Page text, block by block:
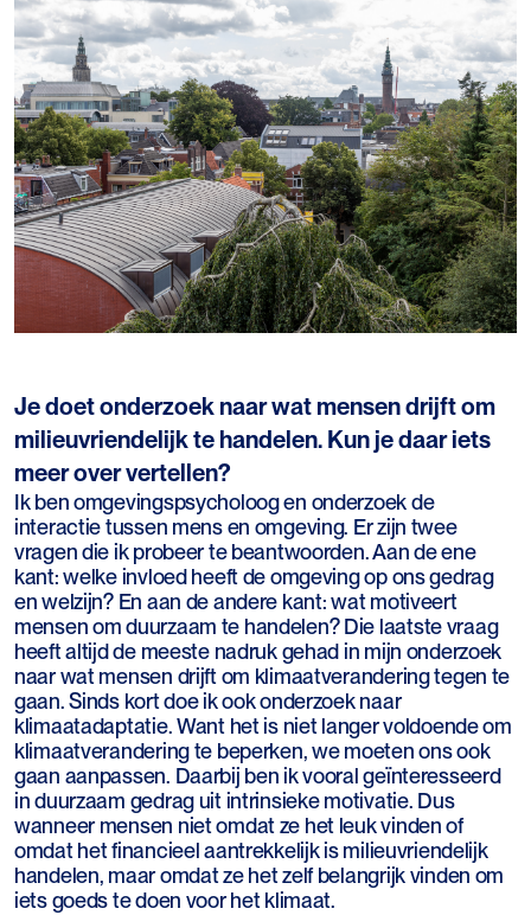
Je doet onderzoek naar wat mensen drijft om
milieuvriendelijk te handelen. Kun je daar iets
meer over vertellen?
Ik ben omgevingspsycholoog en onderzoek de
interactie tussen mens en omgeving. Er zijn twee
vragen die ik probeer te beantwoorden. Aan de ene
kant: welke invloed heeft de omgeving op ons gedrag
en welzijn? En aan de andere kant: wat motiveert
mensen om duurzaam te handelen? Die laatste vraag
heeft altijd de meeste nadruk gehad in mijn onderzoek
naar wat mensen drijft om klimaatverandering tegen te
gaan. Sinds kort doe ik ook onderzoek naar
klimaatadaptatie. Want het is niet langer voldoende om
klimaatverandering te beperken, we moeten ons ook
gaan aanpassen. Daarbij ben ik vooral geïnteresseerd
in duurzaam gedrag uit intrinsieke motivatie. Dus
wanneer mensen niet omdat ze het leuk vinden of
omdat het financieel aantrekkelijk is milieuvriendelijk
handelen, maar omdat ze het zelf belangrijk vinden om
iets goeds te doen voor het klimaat.